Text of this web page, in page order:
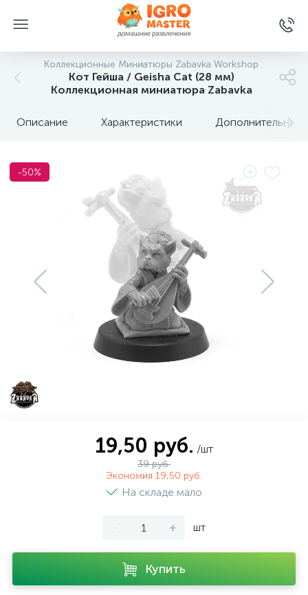
Коллекционные Миниатюры Zabavka Workshop
Кот Гейша / Geisha Cat (28 мм)
Коллекционная миниатюра Zabavka
Описание Характеристики Дополнительные
-50%
19,50 руб. /шт
39 руб.
Экономия 19,50 руб.
На складе мало
- + шт
Купить